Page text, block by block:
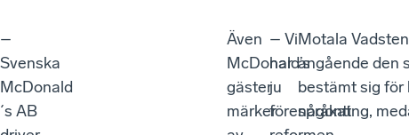
–
Svenska
McDonald
´s AB
Även
McDonald’s
gäster
märker
– Vi
har
ju
förespråkat
Motala
angående den
bestämt sig för
någonting,